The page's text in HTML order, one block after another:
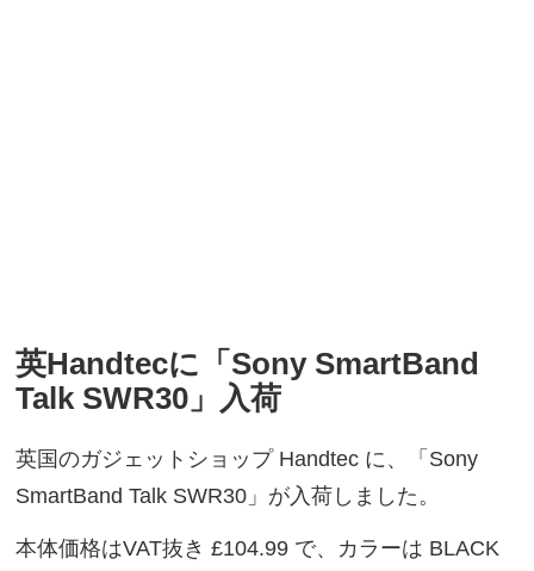
英Handtecに「Sony SmartBand
Talk SWR30」入荷
英国のガジェットショップ Handtec に、「Sony
SmartBand Talk SWR30」が入荷しました。
本体価格はVAT抜き £104.99 で、カラーは BLACK